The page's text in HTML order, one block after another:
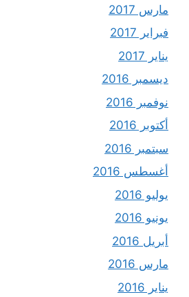
مارس 2017
فبراير 2017
يناير 2017
ديسمبر 2016
نوفمبر 2016
أكتوبر 2016
سبتمبر 2016
أغسطس 2016
يوليو 2016
يونيو 2016
أبريل 2016
مارس 2016
يناير 2016